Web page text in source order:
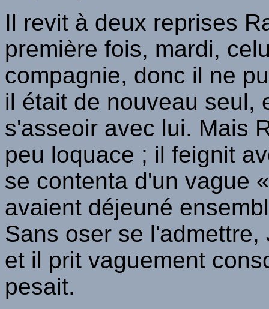
Il revit à deux reprises
première fois, mardi,
compagnie, donc il ne
il était de nouveau seul,
s'asseoir avec lui. Mais
peu loquace ; il feignit
se contenta d'un vague
avaient déjeuné
Sans oser se
et il prit vaguement
pesait.